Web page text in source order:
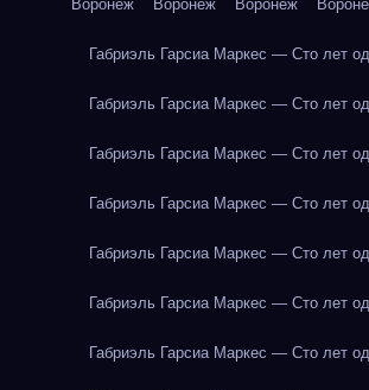
Воронеж Воронеж Воронеж
Габриэль Гарсиа Маркес — Сто лет
Габриэль Гарсиа Маркес — Сто лет
Габриэль Гарсиа Маркес — Сто лет
Габриэль Гарсиа Маркес — Сто лет
Габриэль Гарсиа Маркес — Сто лет
Габриэль Гарсиа Маркес — Сто лет
Габриэль Гарсиа Маркес — Сто лет